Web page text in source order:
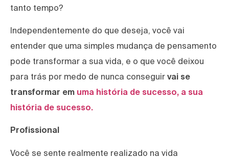
tanto tempo?
Independentemente do que deseja, você vai
entender que uma simples mudança de pensamento
pode transformar a sua vida, e o que você deixou
para trás por medo de nunca conseguir vai se
transformar em uma história de sucesso, a sua
história de sucesso.
Profissional
Você se sente realmente realizado na vida